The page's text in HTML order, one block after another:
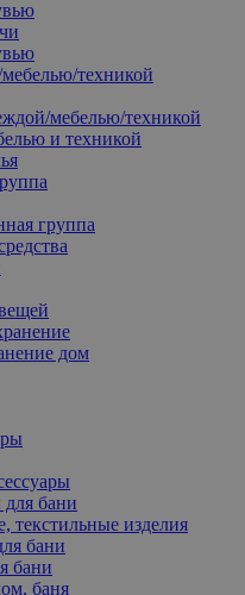
техникой
мебелью/техникой
и техникой
группа
дом
бани
текстильные изделия
бани
бани
баня